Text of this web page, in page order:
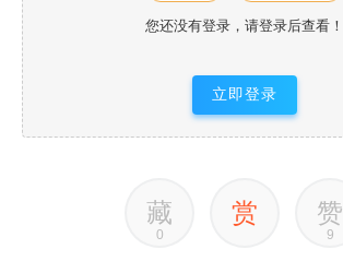
您还没有登录，请登录后查看！
立即登录
藏
0
赏 赞
9